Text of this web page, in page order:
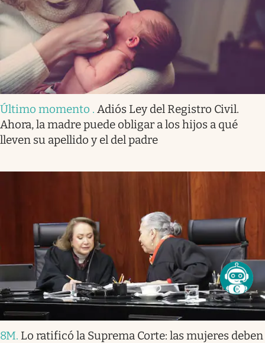
Último momento . Adiós Ley del Registro Civil.
Ahora, la madre puede obligar a los hijos a qué
lleven su apellido y el del padre
8M. Lo ratificó la Suprema Corte: las mujeres deben